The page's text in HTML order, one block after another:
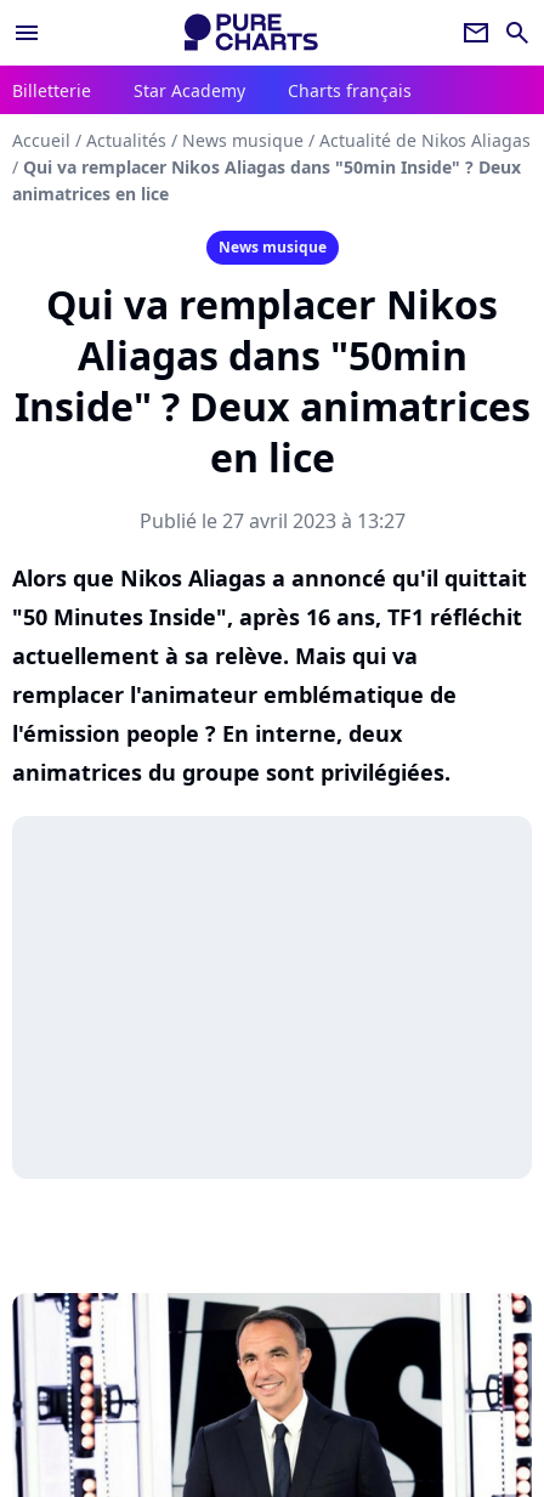
menu newsletter search
Billetterie Star Academy Charts français
Accueil / Actualités / News musique / Actualité de Nikos Aliagas
/ Qui va remplacer Nikos Aliagas dans "50min Inside" ? Deux
animatrices en lice
News musique
Qui va remplacer Nikos
Aliagas dans "50min
Inside" ? Deux animatrices
en lice
Publié le 27 avril 2023 à 13:27
Alors que Nikos Aliagas a annoncé qu'il quittait
"50 Minutes Inside", après 16 ans, TF1 réfléchit
actuellement à sa relève. Mais qui va
remplacer l'animateur emblématique de
l'émission people ? En interne, deux
animatrices du groupe sont privilégiées.